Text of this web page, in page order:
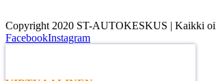
Copyright 2020 ST-AUTOKESKUS | Kaikki
FacebookInstagram